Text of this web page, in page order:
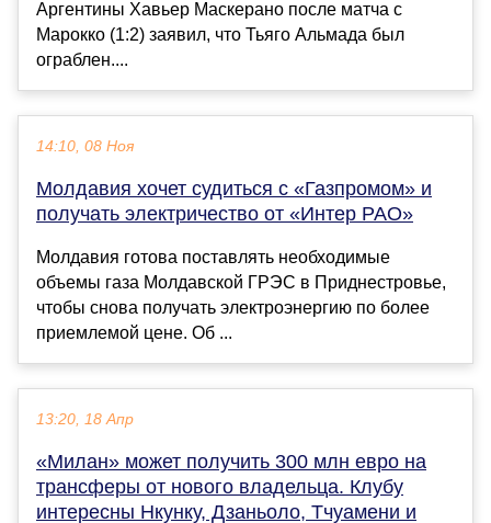
Аргентины Хавьер Маскерано после матча с
Марокко (1:2) заявил, что Тьяго Альмада был
ограблен....
14:10, 08 Ноя
Молдавия хочет судиться с «Газпромом» и
получать электричество от «Интер РАО»
Молдавия готова поставлять необходимые
объемы газа Молдавской ГРЭС в Приднестровье,
чтобы снова получать электроэнергию по более
приемлемой цене. Об ...
13:20, 18 Апр
«Милан» может получить 300 млн евро на
трансферы от нового владельца. Клубу
интересны Нкунку, Дзаньоло, Тчуамени и